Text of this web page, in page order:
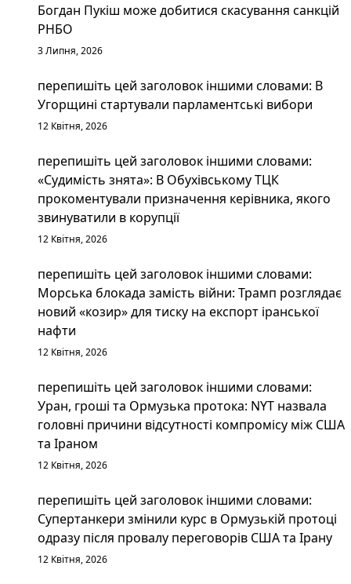
Богдан Пукіш може добитися скасування санкцій
РНБО
3 Липня, 2026
перепишіть цей заголовок іншими словами: В
Угорщині стартували парламентські вибори
12 Квітня, 2026
перепишіть цей заголовок іншими словами:
«Судимість знята»: В Обухівському ТЦК
прокоментували призначення керівника, якого
звинуватили в корупції
12 Квітня, 2026
перепишіть цей заголовок іншими словами:
Морська блокада замість війни: Трамп розглядає
новий «козир» для тиску на експорт іранської
нафти
12 Квітня, 2026
перепишіть цей заголовок іншими словами:
Уран, гроші та Ормузька протока: NYT назвала
головні причини відсутності компромісу між США
та Іраном
12 Квітня, 2026
перепишіть цей заголовок іншими словами:
Супертанкери змінили курс в Ормузькій протоці
одразу після провалу переговорів США та Ірану
12 Квітня, 2026